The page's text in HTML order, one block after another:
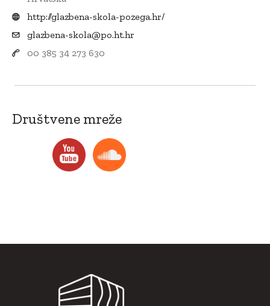
http://glazbena-skola-pozega.hr/
glazbena-skola@po.ht.hr
00 385 34 273 630
Društvene mreže